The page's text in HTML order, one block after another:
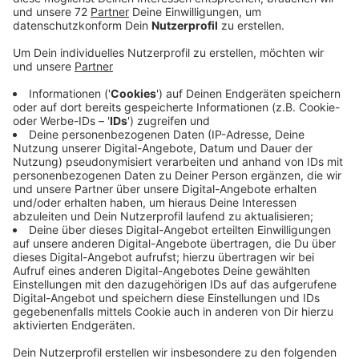
Nur vereinzelt gab es kleine Unfälle, sagt der
Rettungsdienst. Dass das so ist, liegt unter anderem
auch an den strengen Kontrollen der Bezirksregierung
in den Geschäften im Kreis Coesfeld. Sie hat jetzt ihre
Bilanz vorgestellt die fällt durchwachsen aus. Die
Experten der Bezirksregierung haben über 60
Geschäfte und Händler bei uns im Kreis Coesfeld
überprüft. Und beunruhigend: In gut jedem vierten
Geschäft gab es Mängel und Sicherheitsrisiken. Das
ist eine relativ hohe Quote. Häufigstes Problem war,
dass Fluchtwege nicht frei geräumt waren. Das war in
fast der Hälfte aller Läden, in denen es Mängel gab,
der Fall. Fluchtwege sind wichtig in Geschäften, die
explosionsfähige Ware verkaufen. Ebenso wie
funktionierende Feuerlöscher oder anderen
Maßnahmen, um mögliche Feuer oder Brände zu